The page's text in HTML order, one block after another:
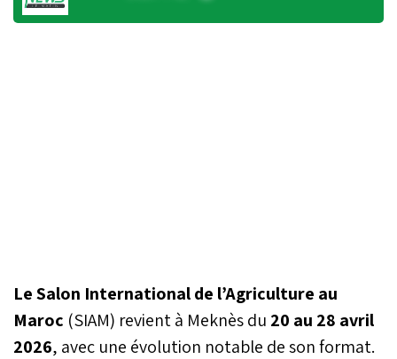
Le Salon International de l’Agriculture au
Maroc (SIAM) revient à Meknès du 20 au 28 avril
2026, avec une évolution notable de son format.